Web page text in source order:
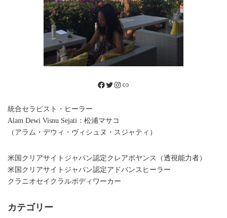
Facebook
Twitter
Instagram
リンク
統合セラピスト・ヒーラー
Alam Dewi Visnu Sejati：松浦マサコ
（アラム・デウィ・ヴィシュヌ・スジャティ）
米国クリアサイトジャパン認定クレアボヤンス（透視能力者）
米国クリアサイトジャパン認定アドバンスヒーラー
クラニオセイクラルボディワーカー
カテゴリー